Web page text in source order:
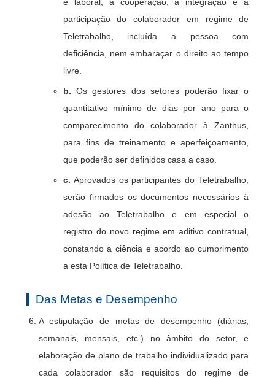
participação do colaborador em regime de
Teletrabalho, incluída a pessoa com
deficiência, nem embaraçar o direito ao tempo
livre.
b. Os gestores dos setores poderão fixar o
quantitativo mínimo de dias por ano para o
comparecimento do colaborador à Zanthus,
para fins de treinamento e aperfeiçoamento,
que poderão ser definidos casa a caso.
c. Aprovados os participantes do Teletrabalho,
serão firmados os documentos necessários à
adesão ao Teletrabalho e em especial o
registro do novo regime em aditivo contratual,
constando a ciência e acordo ao cumprimento
a esta Política de Teletrabalho.
Das Metas e Desempenho
A estipulação de metas de desempenho (diárias,
semanais, mensais, etc.) no âmbito do setor, e
elaboração de plano de trabalho individualizado para
cada colaborador são requisitos do regime de